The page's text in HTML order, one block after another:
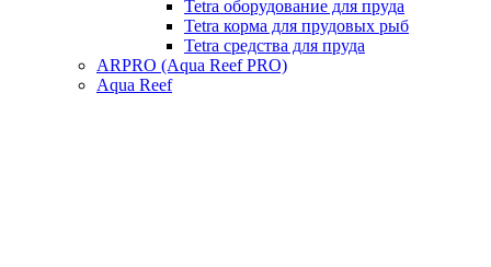
Tetra оборудование для пруда
Tetra корма для прудовых рыб
Tetra средства для пруда
ARPRO (Aqua Reef PRO)
Aqua Reef